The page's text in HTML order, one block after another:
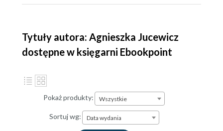
Tytuły autora: Agnieszka Jucewicz
dostępne w księgarni Ebookpoint
Pokaż produkty: Wszystkie
Sortuj wg: Data wydania